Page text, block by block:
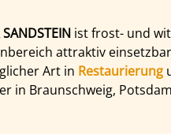
ist frost- und
attraktiv
Art in Restaurierung
in Braunschweig,